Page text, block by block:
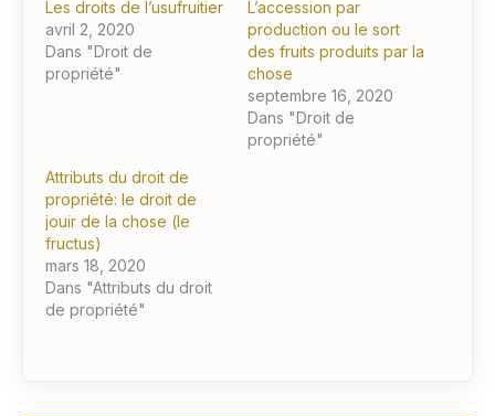
Les droits de l’usufruitier
avril 2, 2020
Dans "Droit de
propriété"
L’accession par
production ou le sort
des fruits produits par la
chose
septembre 16, 2020
Dans "Droit de
propriété"
Attributs du droit de
propriété: le droit de
jouir de la chose (le
fructus)
mars 18, 2020
Dans "Attributs du droit
de propriété"